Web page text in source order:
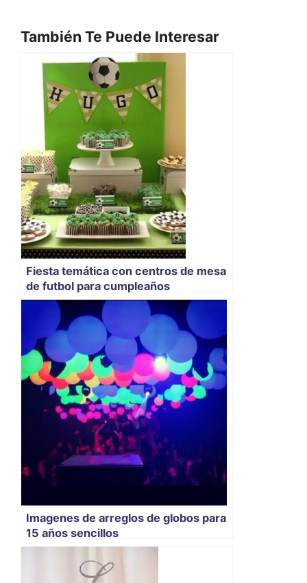
También Te Puede Interesar
Fiesta temática con centros de mesa
de futbol para cumpleaños
Imagenes de arreglos de globos para
15 años sencillos